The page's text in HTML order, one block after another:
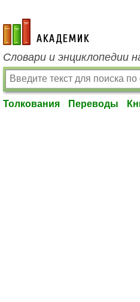
academic.ru
Словари и энциклопедии
Толкования Переводы